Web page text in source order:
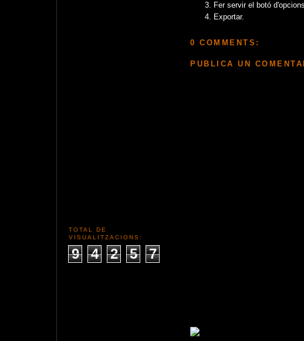
Fer servir el botó
Exportar.
0 COMMENTS:
PUBLICA UN
TOTAL DE
VISUALITZACIONS:
9 4 2 5 7